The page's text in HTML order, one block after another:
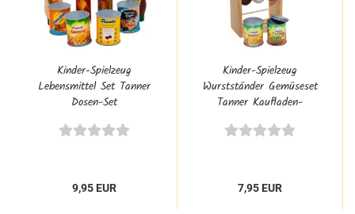
Kinder-Spielzeug
Lebensmittel Set Tanner
Dosen-Set
Zubehör 0329.1
9,95 EUR
Kinder-Spielzeug
Wurstständer Gemüseset
Tanner Kaufladen-
0304.8
7,95 EUR